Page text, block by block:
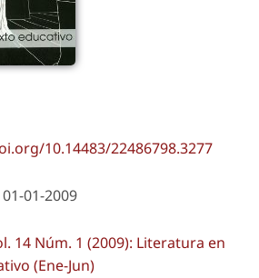
10.14483/22486798.3277
01-01-2009
14 Núm. 1 (2009): Literatura en
(Ene-Jun)